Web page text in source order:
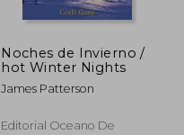
Noches de Invierno /
hot Winter Nights
James Patterson
Editorial Oceano De